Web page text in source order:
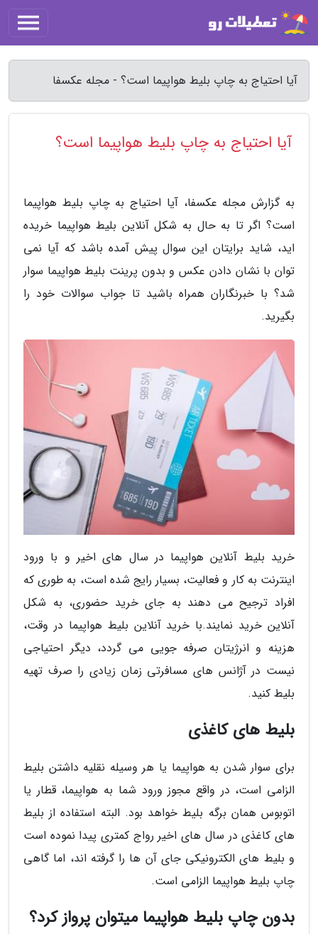
آیا احتیاج به چاپ بلیط هواپیما است؟ - مجله عکسفا
آیا احتیاج به چاپ بلیط هواپیما است؟
به گزارش مجله عکسفا، آیا احتیاج به چاپ بلیط هواپیما
است؟ اگر تا به حال به شکل آنلاین بلیط هواپیما خریده
اید، شاید برایتان این سوال پیش آمده باشد که آیا نمی
توان با نشان دادن عکس و بدون پرینت بلیط هواپیما سوار
شد؟ با خبرنگاران همراه باشید تا جواب سوالات خود را
بگیرید.
خرید بلیط آنلاین هواپیما در سال های اخیر و با ورود
اینترنت به کار و فعالیت، بسیار رایج شده است، به طوری که
افراد ترجیح می دهند به جای خرید حضوری، به شکل
آنلاین خرید نمایند.با خرید آنلاین بلیط هواپیما در وقت،
هزینه و انرژیتان صرفه جویی می گردد، دیگر احتیاجی
نیست در آژانس های مسافرتی زمان زیادی را صرف تهیه
بلیط کنید.
بلیط های کاغذی
برای سوار شدن به هواپیما یا هر وسیله نقلیه داشتن بلیط
الزامی است، در واقع مجوز ورود شما به هواپیما، قطار یا
اتوبوس همان برگه بلیط خواهد بود. البته استفاده از بلیط
های کاغذی در سال های اخیر رواج کمتری پیدا نموده است
و بلیط های الکترونیکی جای آن ها را گرفته اند، اما گاهی
چاپ بلیط هواپیما الزامی است.
بدون چاپ بلیط هواپیما میتوان پرواز کرد؟